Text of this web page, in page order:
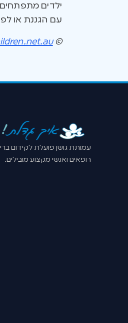
ילדים
עם הגננת או
©
עמותת גושן פועלת לקידום
רופאים ואנשי מקצוע מובילים.